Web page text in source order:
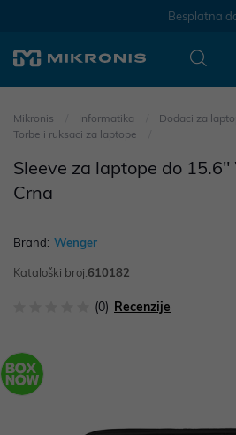
Besplatna
Mikronis Informatika
Dodaci za
Torbe i ruksaci za laptope
Sleeve za laptope do 15.6"
Crna
Brand: Wenger
Kataloški broj:610182
(0) Recenzije